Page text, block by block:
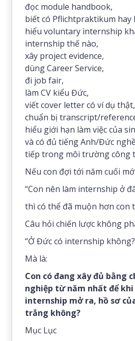
đọc module handbook,
biết có Pflichtpraktikum hay
hiểu voluntary internship
internship thế nào,
xây project evidence,
dùng Career Service,
đi job fair,
làm CV kiểu Đức,
viết cover letter có ví dụ thật,
chuẩn bị transcript/
hiểu giới hạn làm việc của
và có đủ tiếng Anh/Đức
tiếp trong môi trường công
Nếu con đợi tới năm cuối
“Con nên làm internship ở
thì có thể đã muộn hơn con
Câu hỏi chiến lược không
“Ở Đức có internship
Mà là:
Con có đang xây đủ bằng
nghiệp từ năm nhất để khi
internship mở ra, hồ sơ
trắng không?
Mục Lục